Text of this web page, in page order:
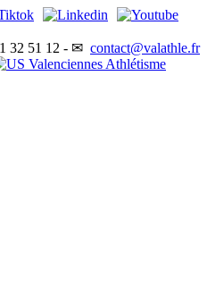
32 51 12 - ✉ contact@valathle.fr